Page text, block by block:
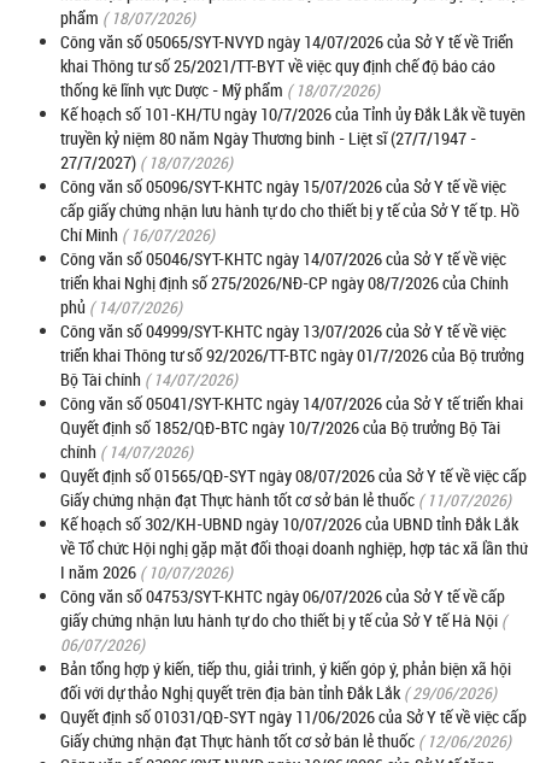
phẩm ( 18/07/2026)
Công văn số 05065/SYT-NVYD ngày 14/07/2026 của Sở Y tế về Triển
khai Thông tư số 25/2021/TT-BYT về việc quy định chế độ báo cáo
thống kê lĩnh vực Dược - Mỹ phẩm ( 18/07/2026)
Kế hoạch số 101-KH/TU ngày 10/7/2026 của Tỉnh ủy Đắk Lắk về tuyên
truyền kỷ niệm 80 năm Ngày Thương binh - Liệt sĩ (27/7/1947 -
27/7/2027) ( 18/07/2026)
Công văn số 05096/SYT-KHTC ngày 15/07/2026 của Sở Y tế về việc
cấp giấy chứng nhận lưu hành tự do cho thiết bị y tế của Sở Y tế tp. Hồ
Chí Minh ( 16/07/2026)
Công văn số 05046/SYT-KHTC ngày 14/07/2026 của Sở Y tế về việc
triển khai Nghị định số 275/2026/NĐ-CP ngày 08/7/2026 của Chính
phủ ( 14/07/2026)
Công văn số 04999/SYT-KHTC ngày 13/07/2026 của Sở Y tế về việc
triển khai Thông tư số 92/2026/TT-BTC ngày 01/7/2026 của Bộ trưởng
Bộ Tài chính ( 14/07/2026)
Công văn số 05041/SYT-KHTC ngày 14/07/2026 của Sở Y tế triển khai
Quyết định số 1852/QĐ-BTC ngày 10/7/2026 của Bộ trưởng Bộ Tài
chính ( 14/07/2026)
Quyết định số 01565/QĐ-SYT ngày 08/07/2026 của Sở Y tế về việc cấp
Giấy chứng nhận đạt Thực hành tốt cơ sở bán lẻ thuốc ( 11/07/2026)
Kế hoạch số 302/KH-UBND ngày 10/07/2026 của UBND tỉnh Đắk Lắk
về Tổ chức Hội nghị gặp mặt đối thoại doanh nghiệp, hợp tác xã lần thứ
I năm 2026 ( 10/07/2026)
Công văn số 04753/SYT-KHTC ngày 06/07/2026 của Sở Y tế về cấp
giấy chứng nhận lưu hành tự do cho thiết bị y tế của Sở Y tế Hà Nội (
06/07/2026)
Bản tổng hợp ý kiến, tiếp thu, giải trình, ý kiến góp ý, phản biện xã hội
đối với dự thảo Nghị quyết trên địa bàn tỉnh Đắk Lắk ( 29/06/2026)
Quyết định số 01031/QĐ-SYT ngày 11/06/2026 của Sở Y tế về việc cấp
Giấy chứng nhận đạt Thực hành tốt cơ sở bán lẻ thuốc ( 12/06/2026)